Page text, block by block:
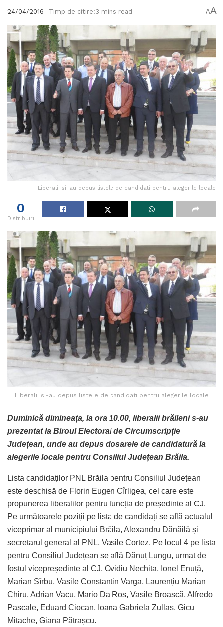
24/04/2016 Timp de citire:3 mins read AA
Liberalii si-au depus listele de candidati pentru alegerile locale
0
Distribuiri
Liberalii si-au depus listele de candidati pentru alegerile locale
Duminică dimineața, la ora 10.00, liberalii brăileni s-au
prezentat la Biroul Electoral de Circumscripție
Județean, unde au depus dosarele de candidatură la
alegerile locale pentru Consiliul Județean Brăila.
Lista candidaților PNL Brăila pentru Consiliul Județean
este deschisă de Florin Eugen Cîrligea, cel care este
propunerea liberalilor pentru funcția de președinte al CJ.
Pe următoarele poziții pe lista de candidați se află actualul
viceprimar al municipiului Brăila, Alexandru Dănăilă și
secretarul general al PNL, Vasile Cortez. Pe locul 4 pe lista
pentru Consiliul Județean se află Dănuț Lungu, urmat de
fostul vicepreședinte al CJ, Ovidiu Nechita, Ionel Enuță,
Marian Sîrbu, Vasile Constantin Varga, Laurențiu Marian
Chiru, Adrian Vacu, Mario Da Ros, Vasile Broască, Alfredo
Pascale, Eduard Ciocan, Ioana Gabriela Zullas, Gicu
Mitache, Giana Pătrașcu.